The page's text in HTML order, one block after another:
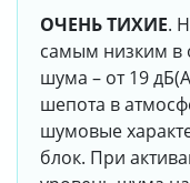
ОЧЕНЬ ТИХИЕ.
самым низким в
шума – от 19
шепота в
шумовые
блок. При